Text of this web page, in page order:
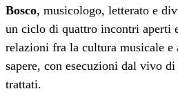
Bosco, musicologo, letterato e
un ciclo di quattro incontri aperti
relazioni fra la cultura musicale
sapere, con esecuzioni dal vivo
trattati.